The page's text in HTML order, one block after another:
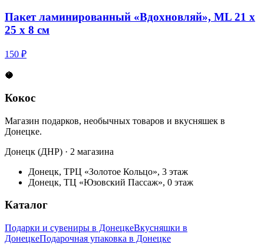
Пакет ламинированный «Вдохновляй», ML 21 х
25 х 8 см
150 ₽
🥥
Кокос
Магазин подарков, необычных товаров и вкусняшек в
Донецке.
Донецк (ДНР) · 2 магазина
Донецк, ТРЦ «Золотое Кольцо», 3 этаж
Донецк, ТЦ «Юзовский Пассаж», 0 этаж
Каталог
Подарки и сувениры в ДонецкеВкусняшки в
ДонецкеПодарочная упаковка в Донецке